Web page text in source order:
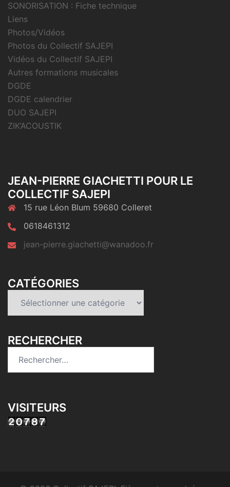
SONORISATION : Fiche technique
Liens
Photos/Vidéos
Photos du Collectif SAJEPI
Vidéos du Collectif SAJEPI
Autres formations musicales
DGDE
DGDE calendrier
DUO SAJEPI
ZIK’ACOUSTIK
JEAN-PIERRE GIACHETTI POUR LE
COLLECTIF SAJEPI
15 rue Léon Blum 59680 Colleret
0618461312
jean-pierre.giachetti@wanadoo.fr
CATÉGORIES
RECHERCHER
VISITEURS